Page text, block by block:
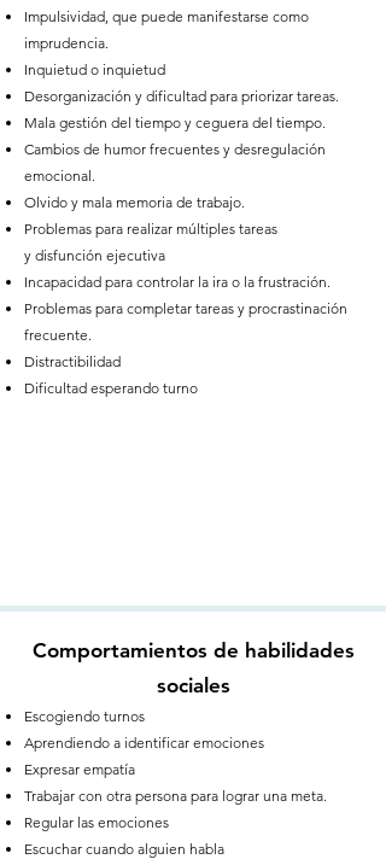
Impulsividad, que puede manifestarse como
imprudencia.
Inquietud o inquietud
Desorganización y dificultad para priorizar tareas.
Mala gestión del tiempo y ceguera del tiempo.
Cambios de humor frecuentes y desregulación
emocional.
Olvido y mala memoria de trabajo.
Problemas para realizar múltiples tareas
y disfunción ejecutiva
Incapacidad para controlar la ira o la frustración.
Problemas para completar tareas y procrastinación
frecuente.
Distractibilidad
Dificultad esperando turno
Comportamientos de habilidades
sociales
Escogiendo turnos
Aprendiendo a identificar emociones
Expresar empatía
Trabajar con otra persona para lograr una meta.
Regular las emociones
Escuchar cuando alguien habla